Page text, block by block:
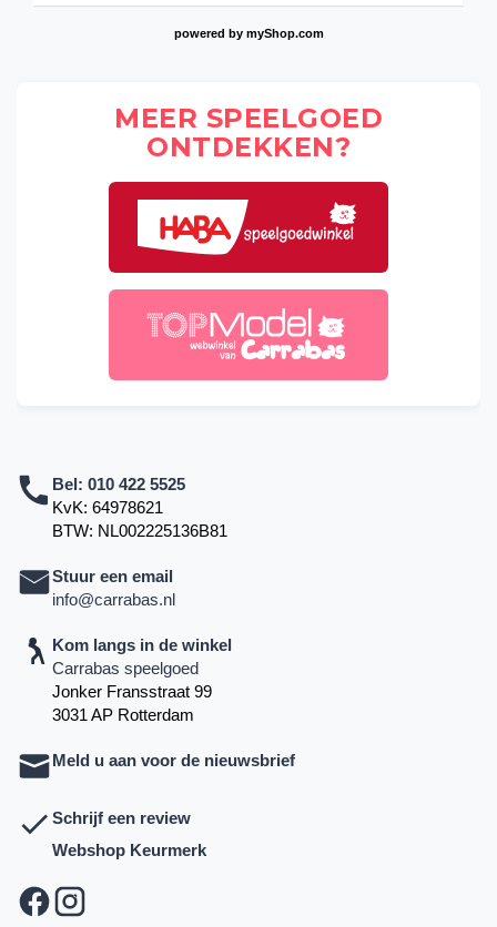
powered by myShop.com
MEER SPEELGOED
ONTDEKKEN?
Bel: 010 422 5525
KvK: 64978621
BTW: NL002225136B81
Stuur een email
info@carrabas.nl
Kom langs in de winkel
Carrabas speelgoed
Jonker Fransstraat 99
3031 AP Rotterdam
Meld u aan voor de nieuwsbrief
Schrijf een review
Webshop Keurmerk